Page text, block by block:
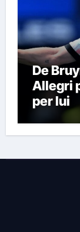
De
Allegri
per lui